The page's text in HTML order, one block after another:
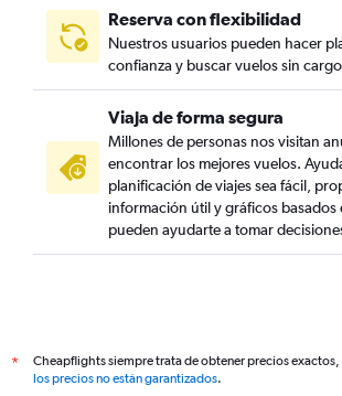
Reserva con flexibilidad
Nuestros usuarios pueden hacer
confianza y buscar vuelos sin
Viaja de forma segura
Millones de personas nos visitan
encontrar los mejores vuelos.
planificación de viajes sea fácil,
información útil y gráficos basados
pueden ayudarte a tomar
*
Cheapflights siempre trata de obtener precios
los precios no están garantizados.